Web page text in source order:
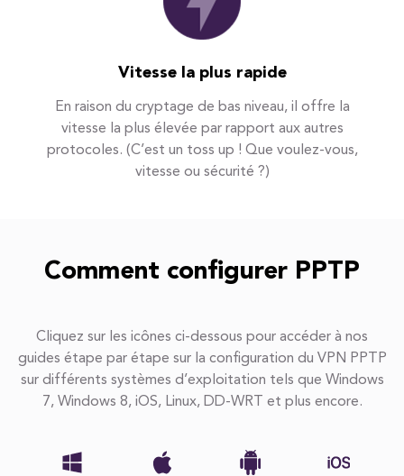
Vitesse la plus rapide
En raison du cryptage de bas niveau, il offre la
vitesse la plus élevée par rapport aux autres
protocoles. (C’est un toss up ! Que voulez-vous,
vitesse ou sécurité ?)
Comment configurer PPTP
Cliquez sur les icônes ci-dessous pour accéder à nos
guides étape par étape sur la configuration du VPN PPTP
sur différents systèmes d’exploitation tels que Windows
7, Windows 8, iOS, Linux, DD-WRT et plus encore.